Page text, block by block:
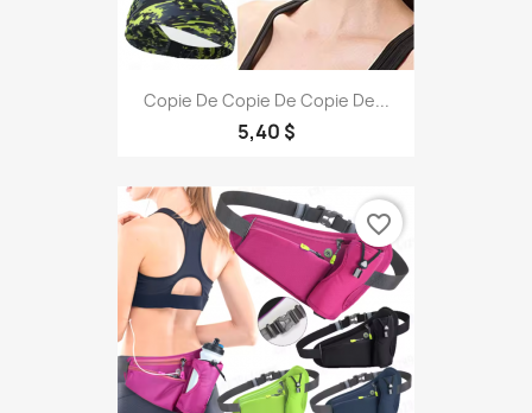
Copie De Copie De Copie De...
5,40 $
favorite_border